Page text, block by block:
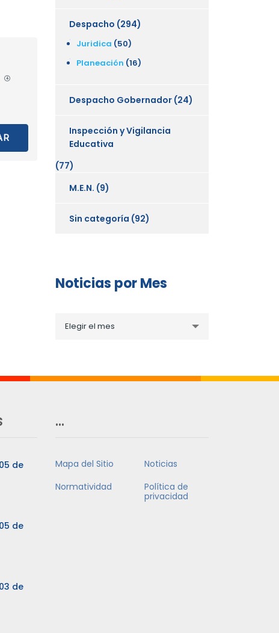
Despacho (294)
Juridica (50)
Planeación (16)
Despacho Gobernador (24)
Inspección y Vigilancia
Educativa
(77)
M.E.N. (9)
Sin categoría (92)
Noticias por Mes
porElegir el mes
de
de
de
…
Mapa del Sitio
Noticias
Normatividad
Política de
privacidad